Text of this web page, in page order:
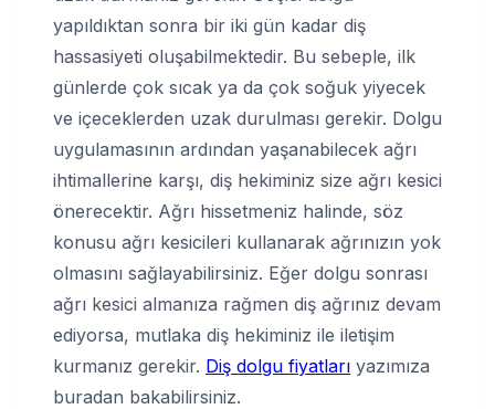
yapıldıktan sonra bir iki gün kadar diş
hassasiyeti oluşabilmektedir. Bu sebeple, ilk
günlerde çok sıcak ya da çok soğuk yiyecek
ve içeceklerden uzak durulması gerekir. Dolgu
uygulamasının ardından yaşanabilecek ağrı
ihtimallerine karşı, diş hekiminiz size ağrı kesici
önerecektir. Ağrı hissetmeniz halinde, söz
konusu ağrı kesicileri kullanarak ağrınızın yok
olmasını sağlayabilirsiniz. Eğer dolgu sonrası
ağrı kesici almanıza rağmen diş ağrınız devam
ediyorsa, mutlaka diş hekiminiz ile iletişim
kurmanız gerekir. Diş dolgu fiyatları yazımıza
buradan bakabilirsiniz.